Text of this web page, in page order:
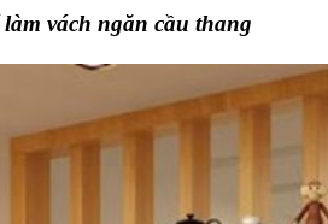
vách ngăn cầu thang